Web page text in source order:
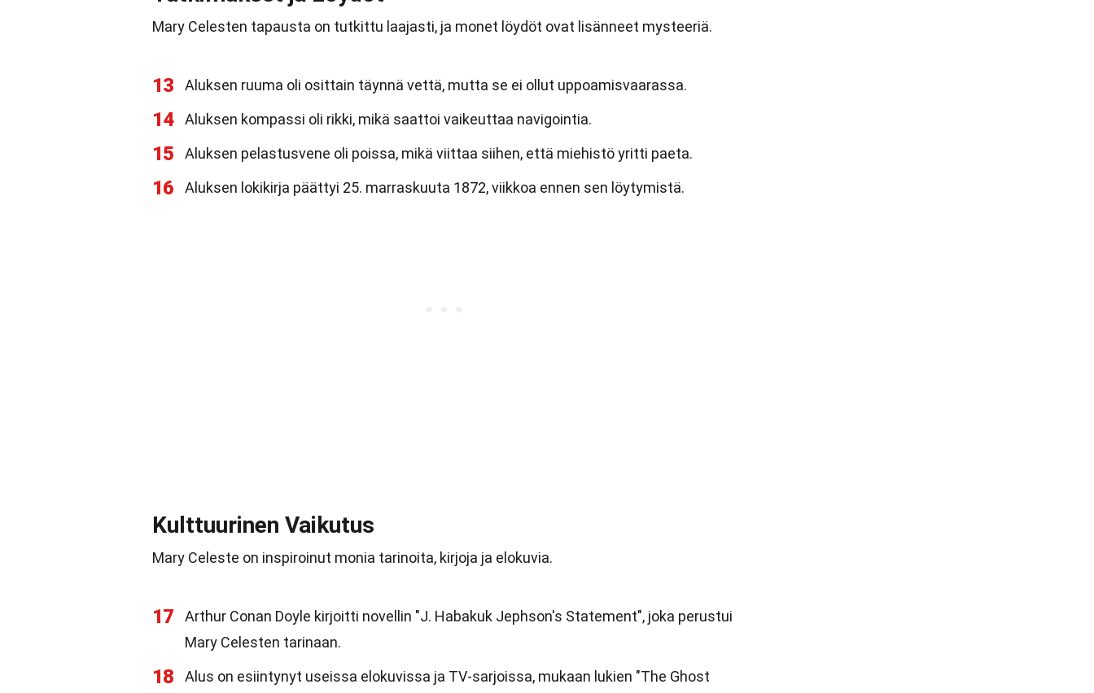
Mary Celesten tapausta on tutkittu laajasti, ja monet löydöt ovat lisänneet mysteeriä.
13 Aluksen ruuma oli osittain täynnä vettä, mutta se ei ollut uppoamisvaarassa.
14 Aluksen kompassi oli rikki, mikä saattoi vaikeuttaa navigointia.
15 Aluksen pelastusvene oli poissa, mikä viittaa siihen, että miehistö yritti paeta.
16 Aluksen lokikirja päättyi 25. marraskuuta 1872, viikkoa ennen sen löytymistä.
Kulttuurinen Vaikutus
Mary Celeste on inspiroinut monia tarinoita, kirjoja ja elokuvia.
17
Arthur Conan Doyle kirjoitti novellin "J. Habakuk Jephson's Statement", joka perustui
Mary Celesten tarinaan.
18 Alus on esiintynyt useissa elokuvissa ja TV-sarjoissa, mukaan lukien "The Ghost